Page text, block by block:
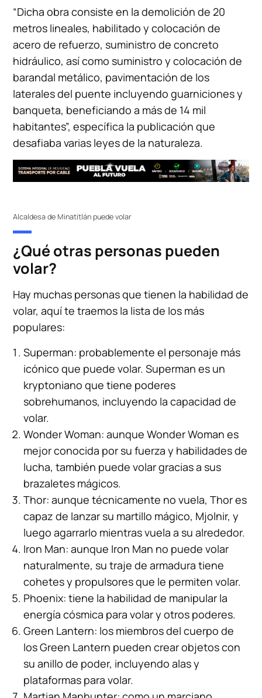
“Dicha obra consiste en la demolición de 20
metros lineales, habilitado y colocación de
acero de refuerzo, suministro de concreto
hidráulico, así como suministro y colocación de
barandal metálico, pavimentación de los
laterales del puente incluyendo guarniciones y
banqueta, beneficiando a más de 14 mil
habitantes”, específica la publicación que
desafiaba varias leyes de la naturaleza.
Alcaldesa de Minatitlán puede volar
¿Qué otras personas pueden
volar?
Hay muchas personas que tienen la habilidad de
volar, aquí te traemos la lista de los más
populares:
Superman: probablemente el personaje más
icónico que puede volar. Superman es un
kryptoniano que tiene poderes
sobrehumanos, incluyendo la capacidad de
volar.
Wonder Woman: aunque Wonder Woman es
mejor conocida por su fuerza y habilidades de
lucha, también puede volar gracias a sus
brazaletes mágicos.
Thor: aunque técnicamente no vuela, Thor es
capaz de lanzar su martillo mágico, Mjolnir, y
luego agarrarlo mientras vuela a su alrededor.
Iron Man: aunque Iron Man no puede volar
naturalmente, su traje de armadura tiene
cohetes y propulsores que le permiten volar.
Phoenix: tiene la habilidad de manipular la
energía cósmica para volar y otros poderes.
Green Lantern: los miembros del cuerpo de
los Green Lantern pueden crear objetos con
su anillo de poder, incluyendo alas y
plataformas para volar.